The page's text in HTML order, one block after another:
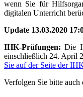
wenn Sie für
digitalen Unterricht
Update 13.03.2020
IHK-Prüfungen:Die
einschließlich 24. April
Sie auf der Seite der
Verfolgen Sie bitte